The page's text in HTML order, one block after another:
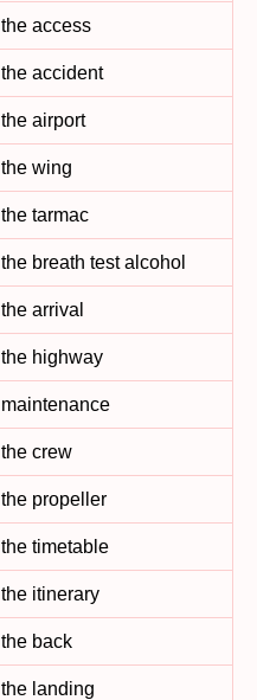
the access
the accident
the airport
the wing
the tarmac
the breath test alcohol
the arrival
the highway
maintenance
the crew
the propeller
the timetable
the itinerary
the back
the landing